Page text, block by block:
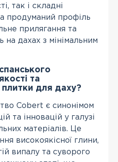
так і складні
продуманий профіль
прилягання та
на дахах з мінімальним
та
плитки для даху?
Cobert є синонімом
та інновацій у галузі
матеріалів. Це
високоякісної глини,
випалу та суворого